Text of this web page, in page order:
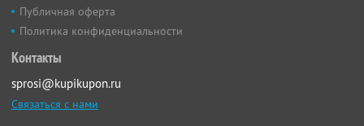
Публичная оферта
Политика конфиденциальности
Контакты
sprosi@kupikupon.ru
Связаться с нами